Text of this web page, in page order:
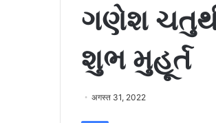
ગણેશ
શુભ મુહૂર્ત
अगस्त 31, 2022